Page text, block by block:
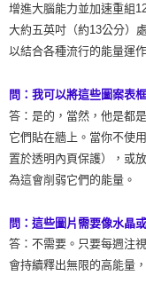
增進大腦能力並加速重組
大約五英吋（約13公分）
以結合各種流行的能量運
問：我可以將這些圖案表
答：是的，當然，他是都
它們貼在牆上。當你不使
置於透明內頁保護），或
為這會削弱它們的能量。
問：這些圖片需要像水晶
答：不需要。只要每週注
會持續釋出無限的高能量